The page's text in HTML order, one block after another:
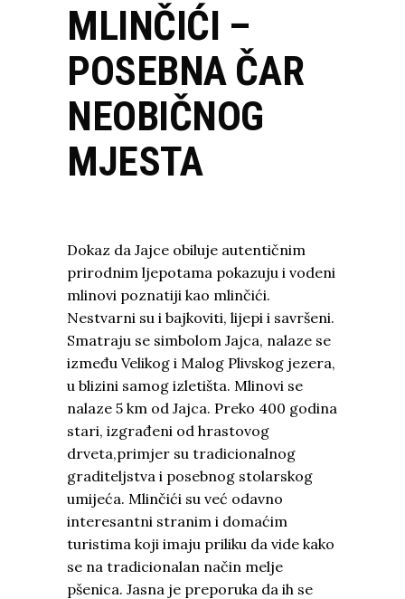
MLINČIĆI –
POSEBNA ČAR
NEOBIČNOG
MJESTA
Dokaz da Jajce obiluje autentičnim
prirodnim ljepotama pokazuju i vodeni
mlinovi poznatiji kao mlinčići.
Nestvarni su i bajkoviti, lijepi i savršeni.
Smatraju se simbolom Jajca, nalaze se
između Velikog i Malog Plivskog jezera,
u blizini samog izletišta. Mlinovi se
nalaze 5 km od Jajca. Preko 400 godina
stari, izgrađeni od hrastovog
drveta,primjer su tradicionalnog
graditeljstva i posebnog stolarskog
umijeća. Mlinčići su već odavno
interesantni stranim i domaćim
turistima koji imaju priliku da vide kako
se na tradicionalan način melje
pšenica. Jasna je preporuka da ih se